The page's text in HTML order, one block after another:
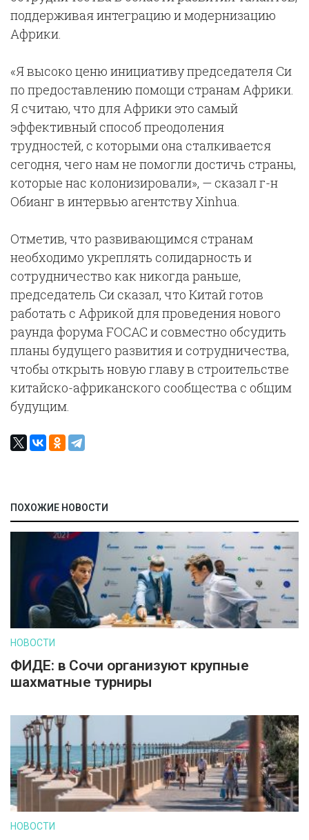
поддерживая интеграцию и модернизацию
Африки.
«Я высоко ценю инициативу председателя Си
по предоставлению помощи странам Африки.
Я считаю, что для Африки это самый
эффективный способ преодоления
трудностей, с которыми она сталкивается
сегодня, чего нам не помогли достичь страны,
которые нас колонизировали», — сказал г-н
Обианг в интервью агентству Xinhua.
Отметив, что развивающимся странам
необходимо укреплять солидарность и
сотрудничество как никогда раньше,
председатель Си сказал, что Китай готов
работать с Африкой для проведения нового
раунда форума FOCAC и совместно обсудить
планы будущего развития и сотрудничества,
чтобы открыть новую главу в строительстве
китайско-африканского сообщества с общим
будущим.
ПОХОЖИЕ НОВОСТИ
НОВОСТИ
ФИДЕ: в Сочи организуют крупные
шахматные турниры
НОВОСТИ